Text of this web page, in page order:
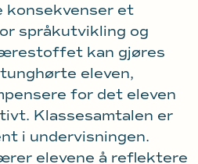
konsekvenser et
språkutvikling og
kan gjøres
eleven,
for det eleven
Klassesamtalen er
i undervisningen.
elevene å reflektere